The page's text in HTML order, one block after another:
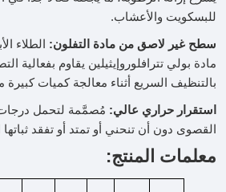
للبسكويت والأعشاب.
سطح غير لاصق من مادة التفلون: الطلاء
مادة بولي تترافلوروإيثيلين يقاوم بفعالية
بالتنظيف السريع أثناء معالجة كميات
استقرار حراري عالي: مُصمَّمة لتحمل
القصوى دون أن تنحني أو تمتد أو تفقد ثباتها
معلمات المنتج: